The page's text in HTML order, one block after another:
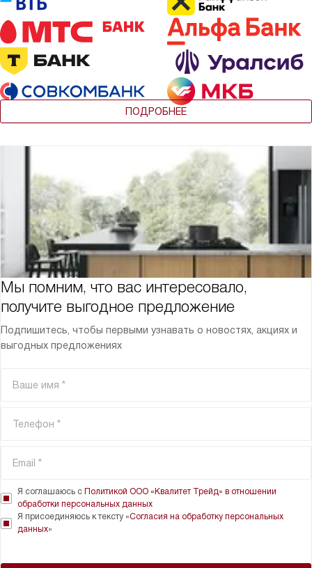
ПОДРОБНЕЕ
Мы помним, что вас интересовало,
получите выгодное предложение
Подпишитесь, чтобы первыми узнавать о новостях, акциях и
выгодных предложениях
Я соглашаюсь с Политикой ООО «Квалитет Трейд» в отношении
обработки персональных данных
Я присоединяюсь к тексту «Согласия на обработку персональных
данных»